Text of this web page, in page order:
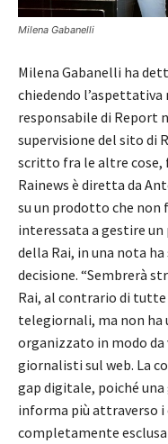
Milena Gabanelli
Milena Gabanelli ha
chiedendo
responsabile di Report
supervisione del sito di
scritto fra le altre
Rainews è diretta da
su un prodotto che non
interessata a gestire
della Rai, in una nota
decisione. “Sembrerà
Rai, al contrario di
telegiornali, ma non ha
organizzato in modo da
giornalisti sul web. La
gap digitale, poiché
informa più attraverso i
completamente